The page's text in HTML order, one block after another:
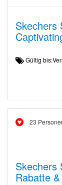
Skechers
Gültig
23
Skechers
Rabatte